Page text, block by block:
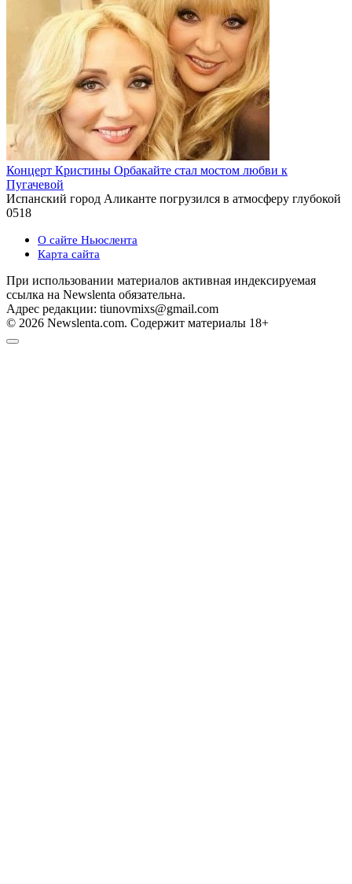
Концерт Кристины Орбакайте стал мостом любви к
Пугачевой
Испанский город Аликанте погрузился в атмосферу глубокой
0518
О сайте Ньюслента
Карта сайта
При использовании материалов активная индексируемая
ссылка на Newslenta обязательна.
Адрес редакции: tiunovmixs@gmail.com
© 2026 Newslenta.com. Содержит материалы 18+